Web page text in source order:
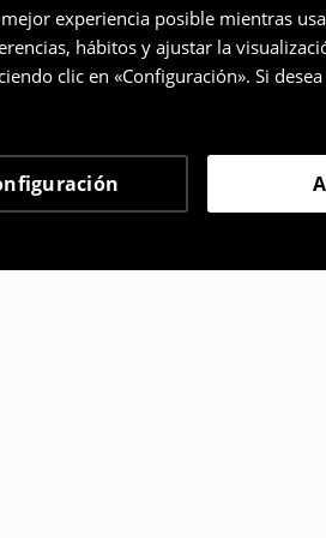
experiencia posible mientras
hábitos y ajustar la
clic en «Configuración». Si